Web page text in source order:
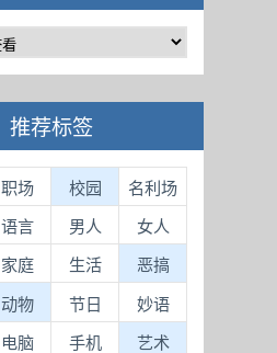
推荐标签
职场 校园 名利场
语言 男人 女人
家庭 生活 恶搞
动物 节日 妙语
电脑 手机 艺术